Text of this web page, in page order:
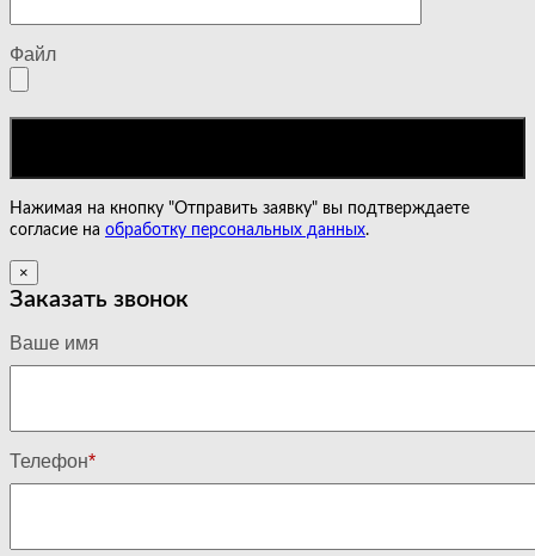
Файл
Нажимая на кнопку "Отправить заявку" вы подтверждаете
согласие на обработку персональных данных.
×
Заказать звонок
Ваше имя
Телефон*